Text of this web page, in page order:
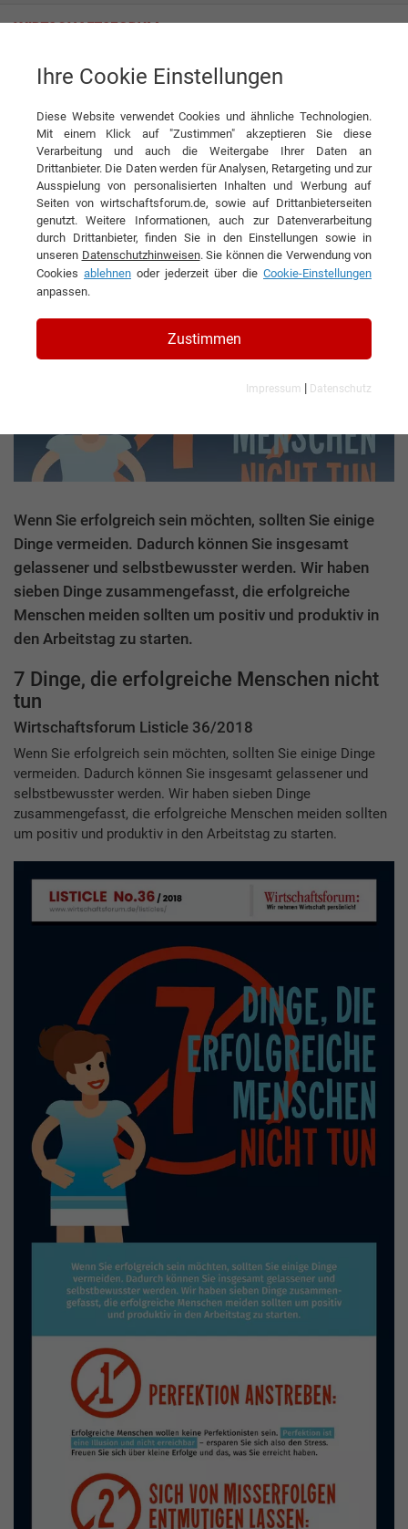
Listicles
Listicle
DIESEN ARTIKEL EMPFEHLEN
7 Dinge, die erfolgreiche
Menschen nicht tun
Wenn Sie erfolgreich sein möchten, sollten Sie einige
Dinge vermeiden. Dadurch können Sie insgesamt
gelassener und selbstbewusster werden. Wir haben
sieben Dinge zusammengefasst, die erfolgreiche
Menschen meiden sollten um positiv und produktiv in
den Arbeitstag zu starten.
7 Dinge, die erfolgreiche Menschen nicht
tun
Wirtschaftsforum Listicle 36/2018
Wenn Sie erfolgreich sein möchten, sollten Sie einige Dinge
vermeiden. Dadurch können Sie insgesamt gelassener und
selbstbewusster werden. Wir haben sieben Dinge
zusammengefasst, die erfolgreiche Menschen meiden sollten
um positiv und produktiv in den Arbeitstag zu starten.
Ihre Cookie Einstellungen
Diese Website verwendet Cookies und ähnliche Technologien.
Mit einem Klick auf "Zustimmen" akzeptieren Sie diese
Verarbeitung und auch die Weitergabe Ihrer Daten an
Drittanbieter. Die Daten werden für Analysen, Retargeting und zur
Ausspielung von personalisierten Inhalten und Werbung auf
Seiten von wirtschaftsforum.de, sowie auf Drittanbieterseiten
genutzt. Weitere Informationen, auch zur Datenverarbeitung
durch Drittanbieter, finden Sie in den Einstellungen sowie in
unseren Datenschutzhinweisen. Sie können die Verwendung von
Cookies ablehnen oder jederzeit über die Cookie-Einstellungen
anpassen.
Zustimmen
Impressum | Datenschutz